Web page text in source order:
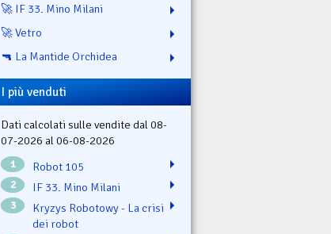
🚀 IF 33. Mino Milani
🚀 Vetro
🔫 La Mantide Orchidea
I più venduti
Dati calcolati sulle vendite dal 08-
07-2026 al 06-08-2026
1 Robot 105
2 IF 33. Mino Milani
3
Kryzys Robotowy - La crisi
dei robot